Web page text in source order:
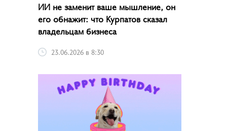
ИИ не заменит ваше мышление, он
его обнажит: что Курпатов сказал
владельцам бизнеса
23.06.2026 в 8:30